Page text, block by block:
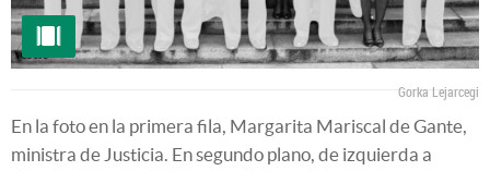
Gorka Lejarcegi
En la foto en la primera fila, Margarita Mariscal de Gante,
ministra de Justicia. En segundo plano, de izquierda a